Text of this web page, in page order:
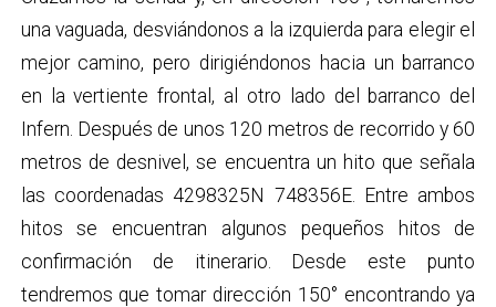
una vaguada, desviándonos a la izquierda para elegir el
mejor camino, pero dirigiéndonos hacia un barranco
en la vertiente frontal, al otro lado del barranco del
Infern. Después de unos 120 metros de recorrido y 60
metros de desnivel, se encuentra un hito que señala
las coordenadas 4298325N 748356E. Entre ambos
hitos se encuentran algunos pequeños hitos de
confirmación de itinerario. Desde este punto
tendremos que tomar dirección 150° encontrando ya